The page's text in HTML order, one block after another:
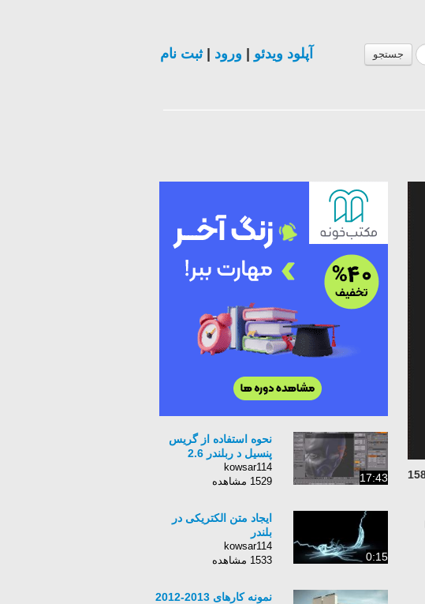
جستجو آپلود ویدئو ورود |ثبت نام
17:43
نحوه استفاده از گریس
پنسیل د ربلندر 2.6
kowsar114
1529 مشاهده
0:15
ایجاد متن الکتریکی در
بلندر
kowsar114
1533 مشاهده
نمونه کارهای 2013-2012